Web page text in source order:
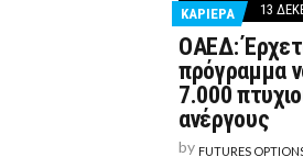
ΚΑΡΙΕΡΑ 13
ΟΑΕΔ:
πρόγραμμα
7.000
ανέργους
by FUTURES